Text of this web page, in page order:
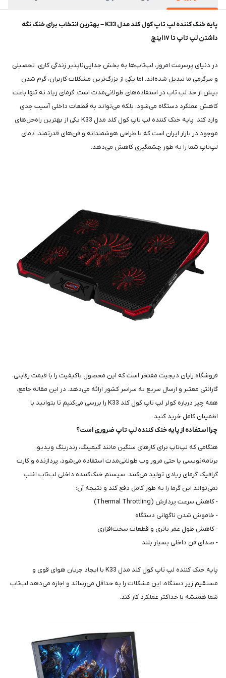
پایه خنک کننده لپ تاپ کول کلد مدل K33 – بهترین انتخاب برای خنک نگه
داشتن لپ تاپ تا ۱۷ اینچ
در دنیای پرسرعت امروز، لپ‌تاپ‌ها به بخش جدایی‌ناپذیر زندگی کاری، تحصیلی
و سرگرمی ما تبدیل شده‌اند. اما یکی از بزرگ‌ترین مشکلات کاربران، گرم شدن
بیش از حد لپ تاپ در استفاده‌های طولانی‌مدت است. گرمای زیاد نه تنها باعث
کاهش عملکرد دستگاه می‌شود، بلکه می‌تواند به قطعات داخلی آسیب جدی
وارد کند. پایه خنک کننده لپ تاپ کول کلد مدل K33 یکی از بهترین راه‌حل‌های
موجود در بازار ایران است که با طراحی هوشمندانه و فن‌های قدرتمند، دمای
لپ‌تاپ شما را به طور چشمگیری کاهش می‌دهد.
فروشگاه رایان دیجیت مفتخر است که این محصول باکیفیت را با قیمت رقابتی،
گارانتی معتبر و ارسال سریع به سراسر کشور ارائه می‌دهد. در این مقاله جامع،
همه چیز درباره کولر لپ تاپ کول کلد K33 را بررسی می‌کنیم تا بتوانید با
اطمینان کامل خرید کنید.
چرا استفاده از پایه خنک کننده لپ تاپ ضروری است؟
هنگامی که لپ‌تاپ برای کارهای سنگین مانند گیمینگ، رندرینگ ویدیو،
برنامه‌نویسی یا حتی مرور وب طولانی‌مدت استفاده می‌شود، پردازنده و کارت
گرافیک گرمای زیادی تولید می‌کنند. سیستم خنک‌کننده داخلی لپ‌تاپ اغلب
نمی‌تواند این گرما را به طور کامل دفع کند و نتیجه آن:
- کاهش سرعت پردازش (Thermal Throttling)
- خاموش شدن ناگهانی دستگاه
- کاهش طول عمر باتری و قطعات سخت‌افزاری
- صدای فن داخلی بسیار بلند
پایه خنک کننده لپ تاپ کول کلد مدل K33 با ایجاد جریان هوای قوی و
مستقیم زیر دستگاه، این مشکلات را به حداقل می‌رساند و اجازه می‌دهد لپ‌تاپ
شما همیشه با حداکثر عملکرد کار کند.